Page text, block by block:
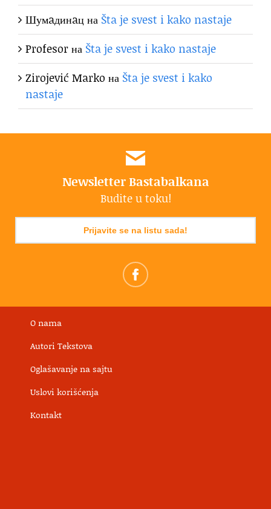
Шумaдинaцна Šta je svest i kako nastaje
Profesorна Šta je svest i kako nastaje
Zirojević Marko на Šta je svest i kako
nastaje
Newsletter Bastabalkana
Budite u toku!
Prijavite se na listu sada!
O nama
Autori Tekstova
Oglašavanje na sajtu
Uslovi korišćenja
Kontakt